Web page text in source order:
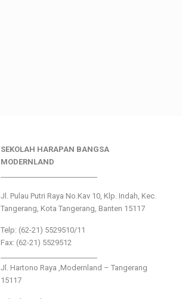
SEKOLAH HARAPAN BANGSA
MODERNLAND
Jl. Pulau Putri Raya No.Kav 10, Klp. Indah, Kec.
Tangerang, Kota Tangerang, Banten 15117
Telp: (62-21) 5529510/11
Fax: (62-21) 5529512
Jl. Hartono Raya ,Modernland – Tangerang
15117